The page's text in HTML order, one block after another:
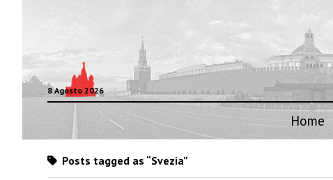
8 Agosto 2026
Home
Posts tagged as “Svezia”